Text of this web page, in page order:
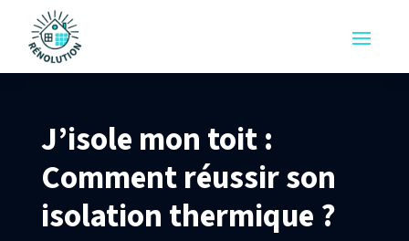
J’isole mon toit :
Comment réussir son
isolation thermique ?